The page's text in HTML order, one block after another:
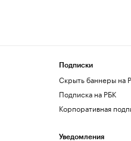
Подписки
Скрыть баннеры на
Подписка на РБК
Корпоративная
Уведомления